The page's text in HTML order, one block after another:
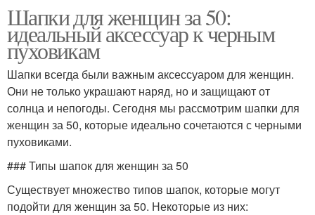
Шапки для женщин за 50:
идеальный аксессуар к черным
пуховикам
Шапки всегда были важным аксессуаром для женщин.
Они не только украшают наряд, но и защищают от
солнца и непогоды. Сегодня мы рассмотрим шапки для
женщин за 50, которые идеально сочетаются с черными
пуховиками.
### Типы шапок для женщин за 50
Существует множество типов шапок, которые могут
подойти для женщин за 50. Некоторые из них: